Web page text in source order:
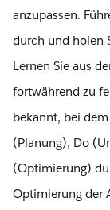
anzupassen.
durch und holen
Lernen Sie aus
fortwährend zu
bekannt, bei
(Planung), Do
(Optimierung)
Optimierung der